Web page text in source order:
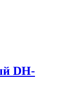
DH-